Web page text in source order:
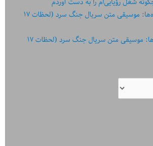
قطعه جاده‌ها: موسیقی متن سریال جنگ سرد (لحظات ۱۷
قطعه جاده‌ها: موسیقی متن سریال جنگ سرد (لحظات ۱۷